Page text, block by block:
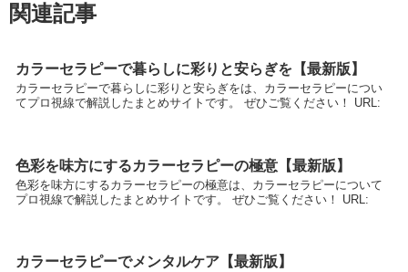
関連記事
カラーセラピーで暮らしに彩りと安らぎを【最新版】
カラーセラピーで暮らしに彩りと安らぎをは、カラーセラピーについ
てプロ視線で解説したまとめサイトです。 ぜひご覧ください！ URL:
色彩を味方にするカラーセラピーの極意【最新版】
色彩を味方にするカラーセラピーの極意は、カラーセラピーについて
プロ視線で解説したまとめサイトです。 ぜひご覧ください！ URL:
カラーセラピーでメンタルケア【最新版】